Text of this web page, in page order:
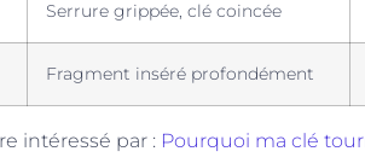
Serrure grippée, clé coincée
Fragment inséré profondément
intéressé par : Pourquoi ma clé